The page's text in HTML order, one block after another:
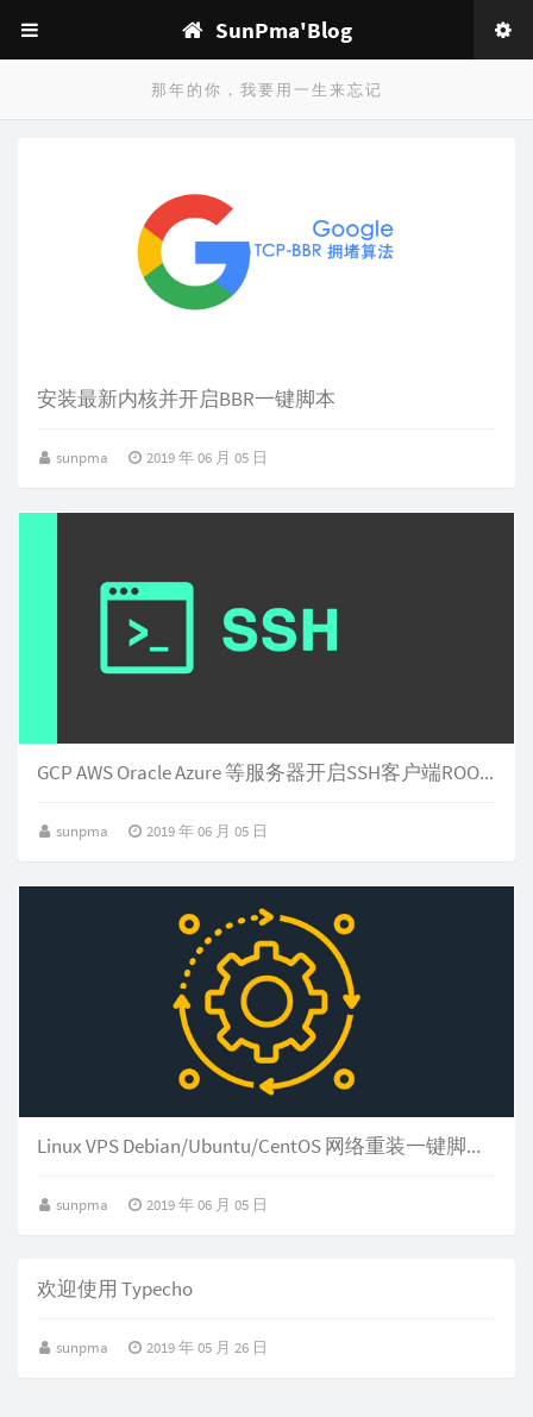
SunPma'Blog
那年的你，我要用一生来忘记
安装最新内核并开启BBR一键脚本
sunpma 2019 年 06 月 05 日
GCP AWS Oracle Azure 等服务器开启SSH客户端ROOT登录一键脚本
sunpma 2019 年 06 月 05 日
Linux VPS Debian/Ubuntu/CentOS 网络重装一键脚本 纯净安装
sunpma 2019 年 06 月 05 日
欢迎使用 Typecho
sunpma 2019 年 05 月 26 日